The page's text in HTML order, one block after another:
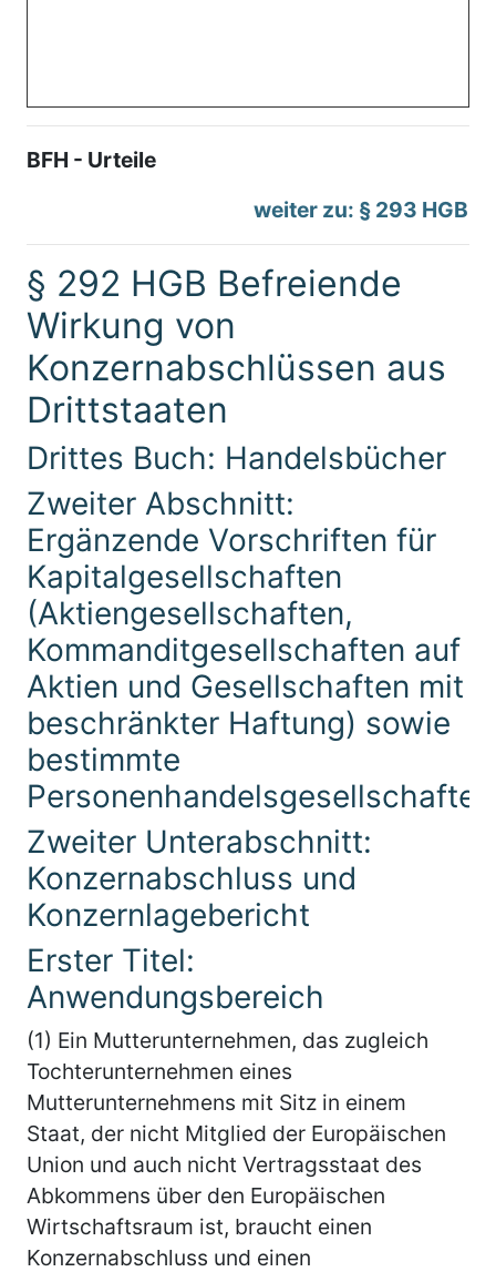
BFH - Urteile
weiter zu: § 293 HGB
§ 292 HGB Befreiende
Wirkung von
Konzernabschlüssen aus
Drittstaaten
Drittes Buch: Handelsbücher
Zweiter Abschnitt:
Ergänzende Vorschriften für
Kapitalgesellschaften
(Aktiengesellschaften,
Kommanditgesellschaften auf
Aktien und Gesellschaften mit
beschränkter Haftung) sowie
bestimmte
Personenhandelsgesellschaften
Zweiter Unterabschnitt:
Konzernabschluss und
Konzernlagebericht
Erster Titel:
Anwendungsbereich
(1) Ein Mutterunternehmen, das zugleich
Tochterunternehmen eines
Mutterunternehmens mit Sitz in einem
Staat, der nicht Mitglied der Europäischen
Union und auch nicht Vertragsstaat des
Abkommens über den Europäischen
Wirtschaftsraum ist, braucht einen
Konzernabschluss und einen